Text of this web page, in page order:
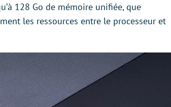
128 Go de mémoire unifiée, que
les ressources entre le processeur et